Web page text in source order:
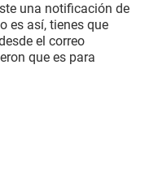
una notificación de
es así, tienes que
el correo
que es para